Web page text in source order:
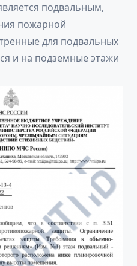
подвальным,
пожарной
для подвальных
и на подземные этажи